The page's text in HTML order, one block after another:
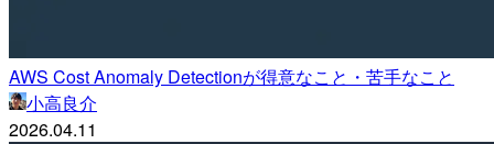
AWS Cost Anomaly Detectionが得意なこと・苦手なこと
小高良介
2026.04.11